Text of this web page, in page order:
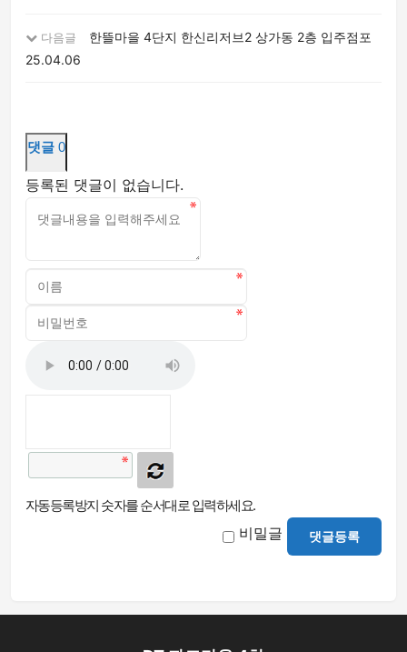
다음글
한뜰마을 4단지 한신리저브2 상가동 2층 입주점포
25.04.06
댓글 0
등록된 댓글이 없습니다.
자동등록방지 숫자를 순서대로 입력하세요.
비밀글 댓글등록